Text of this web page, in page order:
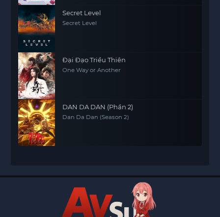
Secret Level
Secret Level
Đại Đạo Triều Thiên
One Way or Another
DAN DA DAN (Phần 2)
Dan Da Dan (Season 2)